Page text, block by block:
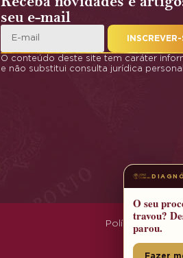
seu e-mail
INSCREVER-
O conteúdo deste site tem caráter
e não substitui consulta jurídica
Política de
O seu
travou?
parou.
Fazer